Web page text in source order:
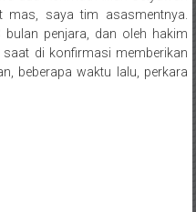
mas, saya tim asasmentnya.
penjara, dan oleh hakim
di konfirmasi memberikan
beberapa waktu lalu, perkara